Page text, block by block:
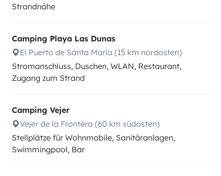
Strandnähe
Camping Playa Las Dunas
El Puerto de Santa María (15 km nordosten)
Stromanschluss, Duschen, WLAN, Restaurant,
Zugang zum Strand
Camping Vejer
Vejer de la Frontera (60 km südosten)
Stellplätze für Wohnmobile, Sanitäranlagen,
Swimmingpool, Bar